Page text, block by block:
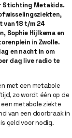
Stichting Metakids.
van 18 t/m 24
Sophie Hijlkema en
in Zwolle.
en nacht in om
dag live radio te
met een metabole
zo wordt één op de
metabole ziekte
van een doorbraak in
geld voor nodig.